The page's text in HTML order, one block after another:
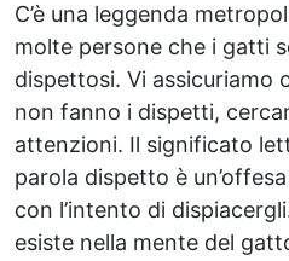
C’è una leggenda
molte persone che i gatti
dispettosi. Vi assicuriamo
non fanno i dispetti,
attenzioni. Il significato
parola dispetto è
con l’intento di
esiste nella mente del